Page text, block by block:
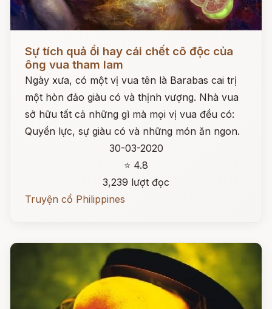
Sự tích quả ổi hay cái chết cô độc của
ông vua tham lam
Ngày xưa, có một vị vua tên là Barabas cai trị
một hòn đảo giàu có và thịnh vượng. Nhà vua
sở hữu tất cả những gì mà mọi vị vua đều có:
Quyền lực, sự giàu có và những món ăn ngon.
30-03-2020
⭐ 4.8
3,239 lượt đọc
Truyện cổ Philippines